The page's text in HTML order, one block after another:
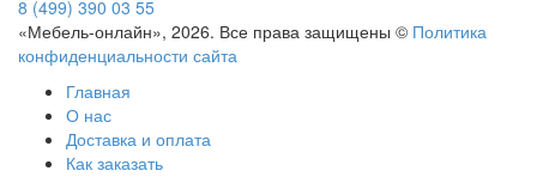
8 (499) 390 03 55
«Мебель-онлайн», 2026. Все права защищены © Политика
конфиденциальности сайта
Главная
О нас
Доставка и оплата
Как заказать